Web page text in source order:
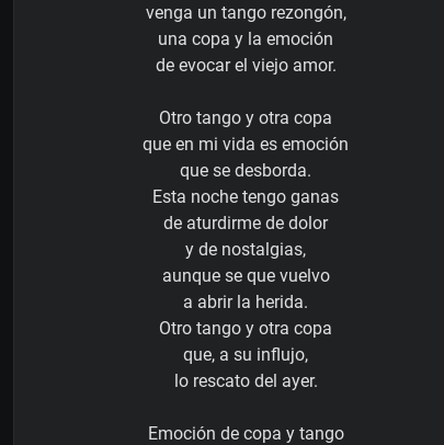
venga un tango rezongón,
una copa y la emoción
de evocar el viejo amor.
Otro tango y otra copa
que en mi vida es emoción
que se desborda.
Esta noche tengo ganas
de aturdirme de dolor
y de nostalgias,
aunque se que vuelvo
a abrir la herida.
Otro tango y otra copa
que, a su influjo,
lo rescato del ayer.
Emoción de copa y tango